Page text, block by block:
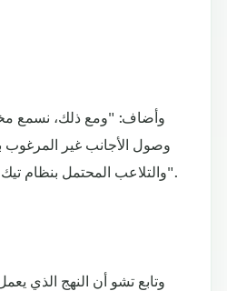
وأضاف: "ومع ذلك، نسمع
وصول الأجانب غير المرغوب
والتلاعب المحتمل بنظام تيك توك في الولايات المتحدة".
وتابع تشو أن النهج الذي